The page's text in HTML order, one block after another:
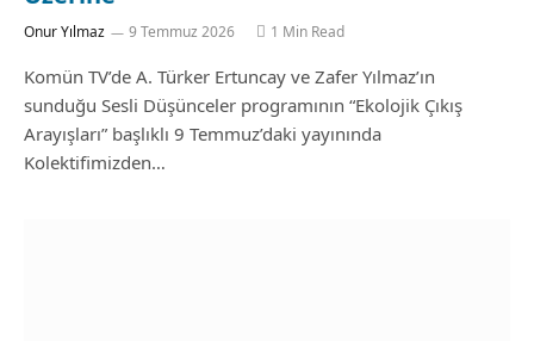
Onur Yılmaz 9 Temmuz 2026 1 Min Read
Komün TV’de A. Türker Ertuncay ve Zafer Yılmaz’ın
sunduğu Sesli Düşünceler programının “Ekolojik Çıkış
Arayışları” başlıklı 9 Temmuz’daki yayınında
Kolektifimizden…